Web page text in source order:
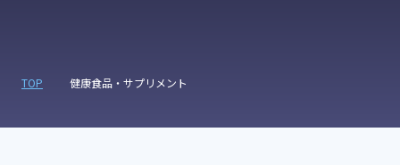
TOP 健康食品・サプリメント